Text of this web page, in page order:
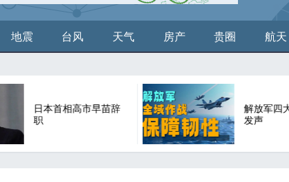
地震 台风 天气 房产 贵圈 航天
解放军四大战区相继